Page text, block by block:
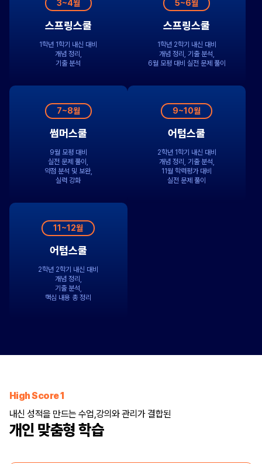
3~4월
스프링스쿨
1학년 1학기 내신 대비
개념 정리,
기출 분석
5~6월
스프링스쿨
1학년 2학기 내신 대비
개념 정리, 기출 분석,
6월 모평 대비 실전 문제 풀이
7~8월
썸머스쿨
9월 모평 대비
실전 문제 풀이,
약점 분석 및 보완,
실력 강화
9~10월
어텀스쿨
2학년 1학기 내신 대비
개념 정리, 기출 분석,
11월 학력평가 대비
실전 문제 풀이
11~12월
어텀스쿨
2학년 2학기 내신 대비
개념 정리,
기출 분석,
핵심 내용 총 정리
High Score 1
내신 성적을 만드는 수업,강의와 관리가 결합된
개인 맞춤형 학습